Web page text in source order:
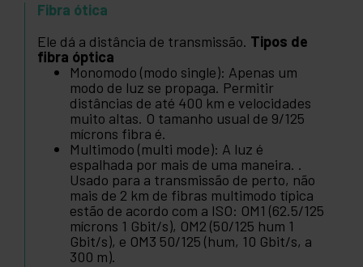
Fibra ótica
Ele dá a distância de transmissão. Tipos de
fibra óptica
Monomodo (modo single): Apenas um
modo de luz se propaga. Permitir
distâncias de até 400 km e velocidades
muito altas. O tamanho usual de 9/125
mícrons fibra é.
Multimodo (multi mode): A luz é
espalhada por mais de uma maneira. .
Usado para a transmissão de perto, não
mais de 2 km de fibras multimodo típica
estão de acordo com a ISO: OM1 (62.5/125
mícrons 1 Gbit/s), OM2 (50/125 hum 1
Gbit/s), e OM3 50/125 (hum, 10 Gbit/s, a
300 m).